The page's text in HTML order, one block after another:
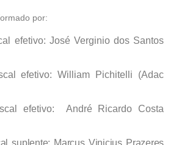
por:
efetivo: José Verginio dos Santos
efetivo:William Pichitelli (Adac
efetivo: André Ricardo Costa
suplente: Marcus Vinicius Prazeres